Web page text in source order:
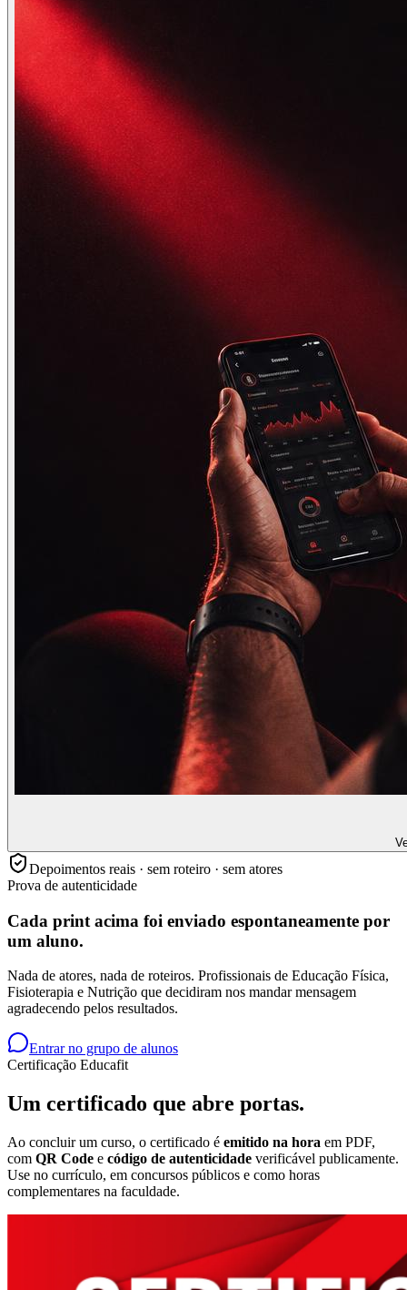
Depoimentos reais · sem roteiro · sem atores
Prova de autenticidade
Cada print acima foi enviado espontaneamente por
um aluno.
Nada de atores, nada de roteiros. Profissionais de Educação Física,
Fisioterapia e Nutrição que decidiram nos mandar mensagem
agradecendo pelos resultados.
Entrar no grupo de alunos
Certificação Educafit
Um certificado que abre portas.
Ao concluir um curso, o certificado é emitido na hora em PDF,
com QR Code e código de autenticidade verificável publicamente.
Use no currículo, em concursos públicos e como horas
complementares na faculdade.